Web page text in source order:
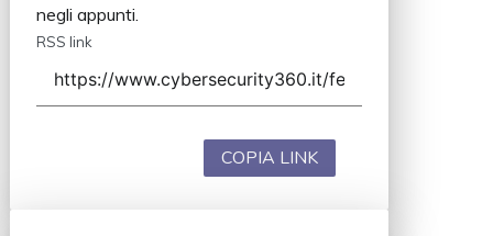
negli appunti.
RSS link
COPIA LINK